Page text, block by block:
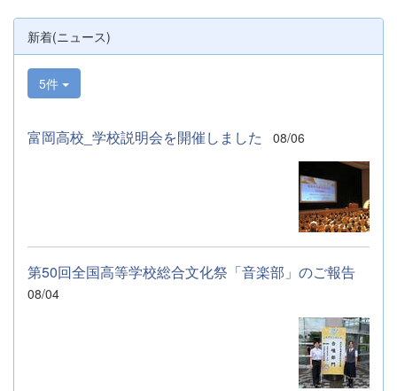
なお、本校は今年度、群馬県教育委員会か
らSAH+ Leading Schoolに認定されていま
す。富岡高校は、これからも「自ら考え、判
断し、行動できる生徒の育成」に取り組んで
まいります。
新着(ニュース)
5件
富岡高校_学校説明会を開催しました 08/06
第50回全国高等学校総合文化祭「音楽部」のご報告
08/04